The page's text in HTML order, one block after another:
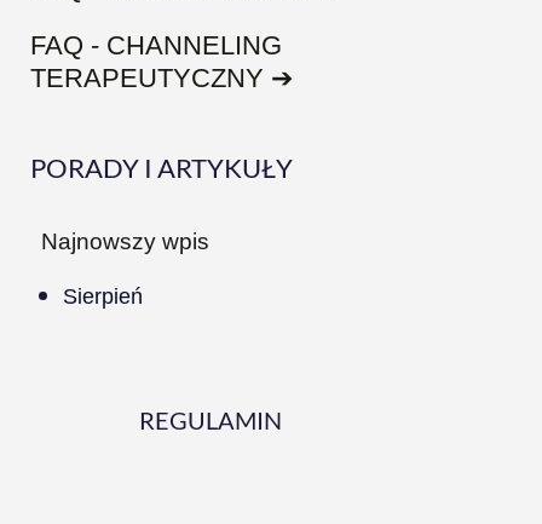
FAQ - CHANNELING
TERAPEUTYCZNY ➔
PORADY I ARTYKUŁY
Najnowszy wpis
Sierpień
REGULAMIN